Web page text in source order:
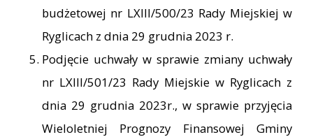
budżetowej nr LXIII/500/23 Rady Miejskiej w
Ryglicach z dnia 29 grudnia 2023 r.
Podjęcie uchwały w sprawie zmiany uchwały
nr LXIII/501/23 Rady Miejskie w Ryglicach z
dnia 29 grudnia 2023r., w sprawie przyjęcia
Wieloletniej Prognozy Finansowej Gminy